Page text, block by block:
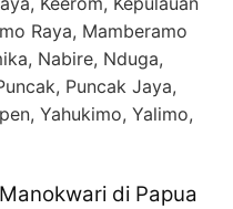
Raya, Mamberamo
Nabire, Nduga,
Puncak Jaya,
Yahukimo, Yalimo,
di Papua